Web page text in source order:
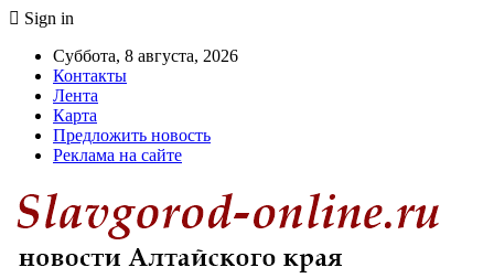
Sign in
Суббота, 8 августа, 2026
Контакты
Лента
Карта
Предложить новость
Реклама на сайте